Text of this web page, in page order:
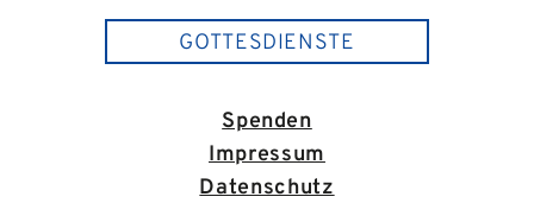
GOTTESDIENSTE
Spenden
Impressum
Datenschutz